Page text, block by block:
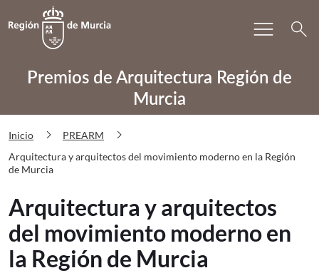
PREARM Arquitectura y arquitectos
Volver a
Ir a
menu search
Premios de Arquitectura Región de
Murcia
Inicio chevron_right PREARM chevron_right
Arquitectura y arquitectos del movimiento moderno en la Región
de Murcia
Arquitectura y arquitectos
del movimiento moderno en
la Región de Murcia